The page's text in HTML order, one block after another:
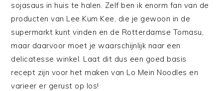
sojasaus in huis te halen. Zelf ben ik enorm fan van de
producten van Lee Kum Kee, die je gewoon in de
supermarkt kunt vinden en de Rotterdamse Tomasu,
maar daarvoor moet je waarschijnlijk naar een
delicatesse winkel. Laat dit dus een goed basis
recept zijn voor het maken van Lo Mein Noodles en
varieer er gerust op los!